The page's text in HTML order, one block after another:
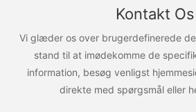
Kontakt Os
Vi glæder os over brugerdefinerede
stand til at imødekomme de
information, besøg venligst
direkte med spørgsmål eller